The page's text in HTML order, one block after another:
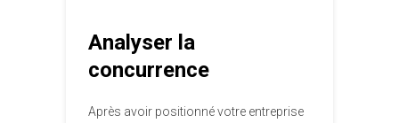
Analyser la
concurrence
Après avoir positionné votre entreprise